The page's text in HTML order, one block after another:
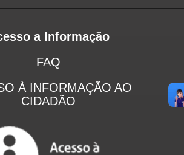
a Informação
FAQ
À INFORMAÇÃO AO
CIDADÃO